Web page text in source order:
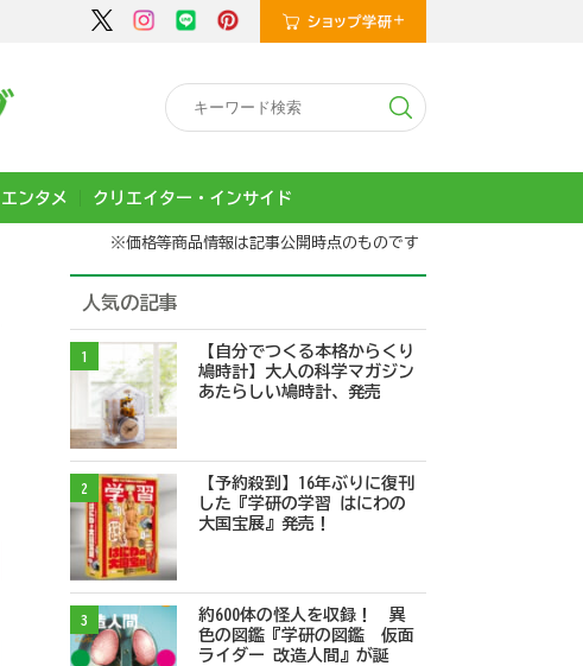
エンタメ クリエイター・インサイド
※価格等商品情報は記事公開時点のものです
人気の記事
1
【自分でつくる本格からくり
鳩時計】大人の科学マガジン
あたらしい鳩時計、発売
2
【予約殺到】16年ぶりに復刊
した『学研の学習 はにわの
大国宝展』発売！
3
約600体の怪人を収録！ 異
色の図鑑『学研の図鑑 仮面
ライダー 改造人間』が誕